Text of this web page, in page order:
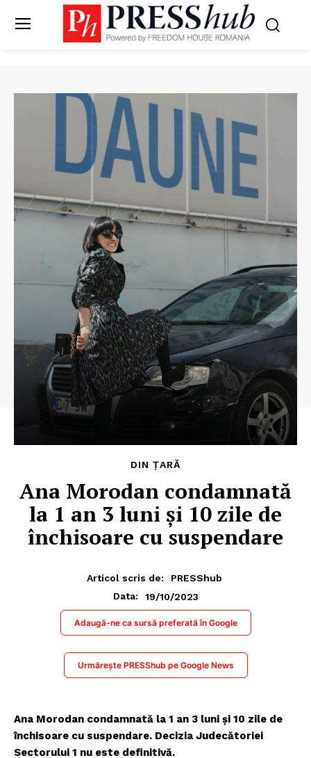
DIN ȚARĂ
Ana Morodan condamnată
la 1 an 3 luni şi 10 zile de
închisoare cu suspendare
Articol scris de:
PRESShub
Data:
19/10/2023
Adaugă-ne ca sursă preferată în Google
Urmărește PRESShub pe Google News
Ana Morodan condamnată la 1 an 3 luni şi 10 zile de
închisoare cu suspendare. Decizia Judecătoriei
Sectorului 1 nu este definitivă.